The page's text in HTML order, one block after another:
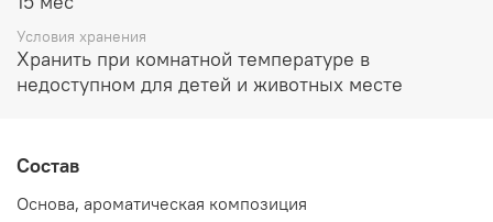
Условия хранения
Хранить при комнатной температуре в
недоступном для детей и животных месте
Состав
Основа, ароматическая композиция